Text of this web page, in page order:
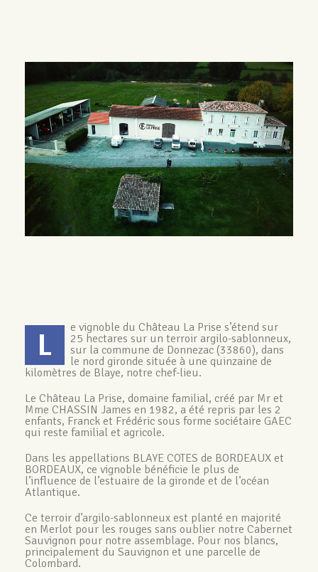
L
e vignoble du Château La Prise s’étend sur
25 hectares sur un terroir argilo-sablonneux,
sur la commune de Donnezac (33860), dans
le nord gironde située à une quinzaine de
kilomètres de Blaye, notre chef-lieu.
Le Château La Prise, domaine familial, créé par Mr et
Mme CHASSIN James en 1982, a été repris par les 2
enfants, Franck et Frédéric sous forme sociétaire GAEC
qui reste familial et agricole.
Dans les appellations BLAYE COTES de BORDEAUX et
BORDEAUX, ce vignoble bénéficie le plus de
l’influence de l’estuaire de la gironde et de l’océan
Atlantique.
Ce terroir d’argilo-sablonneux est planté en majorité
en Merlot pour les rouges sans oublier notre Cabernet
Sauvignon pour notre assemblage. Pour nos blancs,
principalement du Sauvignon et une parcelle de
Colombard.